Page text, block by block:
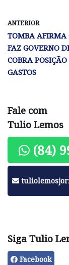
ANTERIOR
TOMBA AFIRMA
FAZ GOVERNO
COBRA
GASTOS
Fale com
Tulio Lemos
(84)
Siga Tulio
Facebook